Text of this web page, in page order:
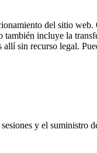
del sitio
incluye la
sin recurso legal.
y el suministro